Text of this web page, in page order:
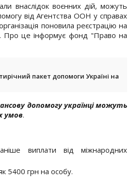
внаслідок воєнних дій, можуть
від Агентства ООН у справах
поновила реєстрацію на
Про це інформує фонд "Право на
пакет допомоги Україні на
допомогу українці можуть
умов.
виплати від міжнародних
5400 грн на особу.